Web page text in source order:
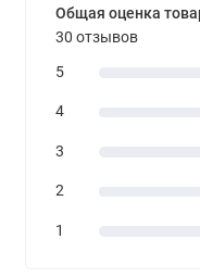
Общая оценка
30 отзывов
5
4
3
2
1